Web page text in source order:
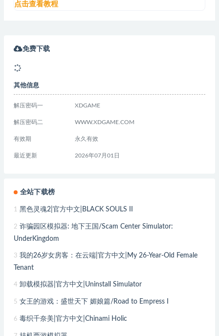
点击查看教程
免费下载
其他信息
解压密码一 XDGAME
解压密码二 WWW.XDGAME.COM
有效期 永久有效
最近更新 2026年07月01日
全站下载榜
1 黑色灵魂2|官方中文|BLACK SOULS II
2 诈骗园区模拟器: 地下王国/Scam Center Simulator:
UnderKingdom
3 我的26岁女房客：在云端|官方中文|My 26-Year-Old Female
Tenant
4 卸载模拟器|官方中文|Uninstall Simulator
5 女王的游戏：盛世天下 媚娘篇/Road to Empress I
6 毒织千奈美|官方中文|Chinami Holic